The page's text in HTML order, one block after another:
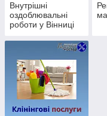
Внутрішні
оздоблювальні
роботи у Вінниці